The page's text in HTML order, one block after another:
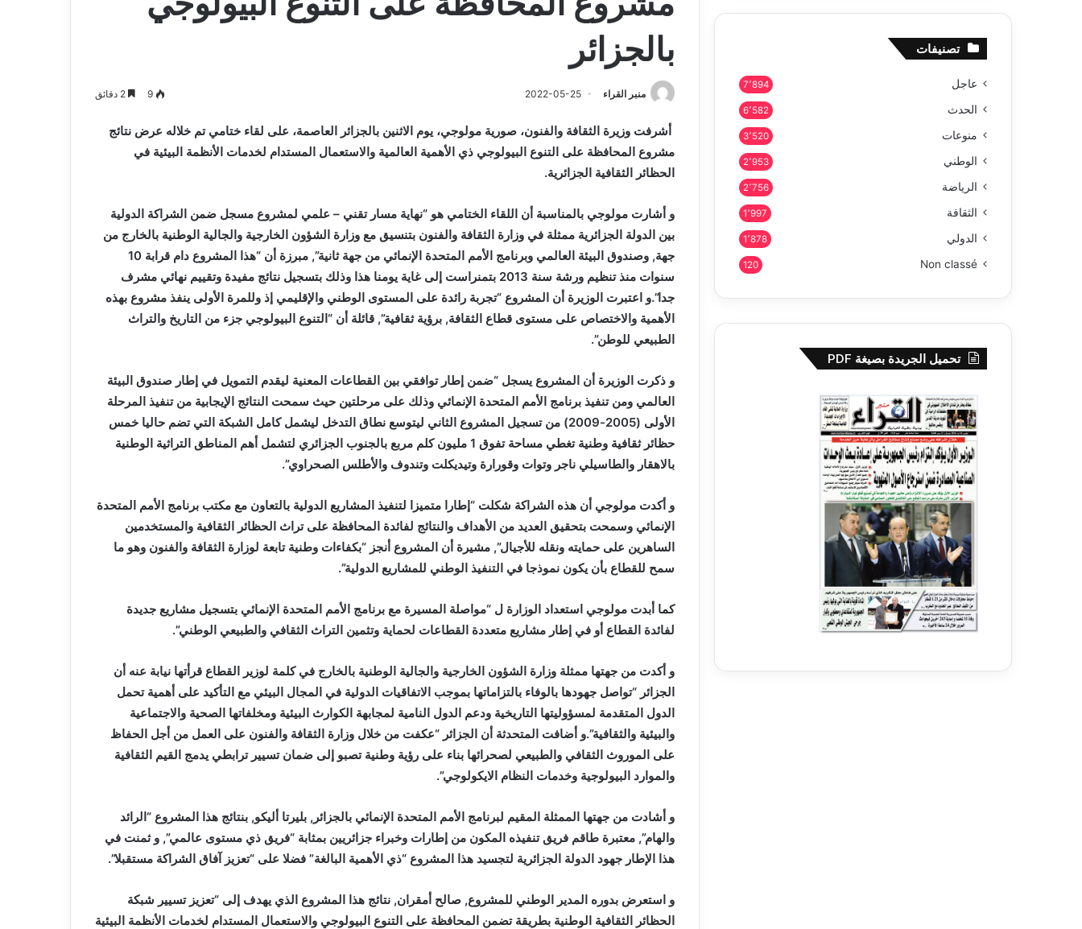
بالجزائر
منبر القراء 2022-05-25
9
أشرفت وزيرة الثقافة والفنون، صورية مولوجي، يوم الاثنين بالجزائر العاصمة، على لقاء ختامي تم خلاله عرض نتائج
مشروع المحافظة على التنوع البيولوجي ذي الأهمية العالمية والاستعمال المستدام لخدمات الأنظمة البيئية في
الحظائر الثقافية الجزائرية.
و أشارت مولوجي بالمناسبة أن اللقاء الختامي هو “نهاية مسار تقني – علمي لمشروع مسجل ضمن الشراكة الدولية
بين الدولة الجزائرية ممثلة في وزارة الثقافة والفنون بتنسيق مع وزارة الشؤون الخارجية والجالية الوطنية بالخارج من
جهة, وصندوق البيئة العالمي وبرنامج الأمم المتحدة الإنمائي من جهة ثانية”, مبرزة أن “هذا المشروع دام قرابة 10
سنوات منذ تنظيم ورشة سنة 2013 بتمنراست إلى غاية يومنا هذا وذلك بتسجيل نتائج مفيدة وتقييم نهائي مشرف
جدا”.و اعتبرت الوزيرة أن المشروع “تجربة رائدة على المستوى الوطني والإقليمي إذ وللمرة الأولى ينفذ مشروع بهذه
الأهمية والاختصاص على مستوى قطاع الثقافة, برؤية ثقافية”, قائلة أن “التنوع البيولوجي جزء من التاريخ والتراث
الطبيعي للوطن”.
و ذكرت الوزيرة أن المشروع يسجل “ضمن إطار توافقي بين القطاعات المعنية ليقدم التمويل في إطار صندوق البيئة
العالمي ومن تنفيذ برنامج الأمم المتحدة الإنمائي وذلك على مرحلتين حيث سمحت النتائج الإيجابية من تنفيذ المرحلة
الأولى (2005-2009) من تسجيل المشروع الثاني ليتوسع نطاق التدخل ليشمل كامل الشبكة التي تضم حاليا خمس
حظائر ثقافية وطنية تغطي مساحة تفوق 1 مليون كلم مربع بالجنوب الجزائري لتشمل أهم المناطق التراثية الوطنية
بالاهقار والطاسيلي ناجر وتوات وقورارة وتيديكلت وتندوف والأطلس الصحراوي”.
و أكدت مولوجي أن هذه الشراكة شكلت “إطارا متميزا لتنفيذ المشاريع الدولية بالتعاون مع مكتب برنامج الأمم المتحدة
الإنمائي وسمحت بتحقيق العديد من الأهداف والنتائج لفائدة المحافظة على تراث الحظائر الثقافية والمستخدمين
الساهرين على حمايته ونقله للأجيال”, مشيرة أن المشروع أنجز “بكفاءات وطنية تابعة لوزارة الثقافة والفنون وهو ما
سمح للقطاع بأن يكون نموذجا في التنفيذ الوطني للمشاريع الدولية”.
كما أبدت مولوجي استعداد الوزارة ل “مواصلة المسيرة مع برنامج الأمم المتحدة الإنمائي بتسجيل مشاريع جديدة
لفائدة القطاع أو في إطار مشاريع متعددة القطاعات لحماية وتثمين التراث الثقافي والطبيعي الوطني”.
و أكدت من جهتها ممثلة وزارة الشؤون الخارجية والجالية الوطنية بالخارج في كلمة لوزير القطاع قرأتها نيابة عنه أن
الجزائر “تواصل جهودها بالوفاء بالتزاماتها بموجب الاتفاقيات الدولية في المجال البيئي مع التأكيد على أهمية تحمل
الدول المتقدمة لمسؤوليتها التاريخية ودعم الدول النامية لمجابهة الكوارث البيئية ومخلفاتها الصحية والاجتماعية
والبيئية والثقافية”.و أضافت المتحدثة أن الجزائر “عكفت من خلال وزارة الثقافة والفنون على العمل من أجل الحفاظ
على الموروث الثقافي والطبيعي لصحرائها بناء على رؤية وطنية تصبو إلى ضمان تسيير ترابطي يدمج القيم الثقافية
والموارد البيولوجية وخدمات النظام الايكولوجي”.
و أشادت من جهتها الممثلة المقيم لبرنامج الأمم المتحدة الإنمائي بالجزائر, بليرتا أليكو, بنتائج هذا المشروع “الرائد
والهام”, معتبرة طاقم فريق تنفيذه المكون من إطارات وخبراء جزائريين بمثابة “فريق ذي مستوى عالمي”, و ثمنت في
هذا الإطار جهود الدولة الجزائرية لتجسيد هذا المشروع “ذي الأهمية البالغة” فضلا على “تعزيز آفاق الشراكة مستقبلا”.
و استعرض بدوره المدير الوطني للمشروع, صالح أمقران, نتائج هذا المشروع الذي يهدف إلى “تعزيز تسيير شبكة
الحظائر الثقافية الوطنية بطريقة تضمن المحافظة على التنوع البيولوجي والاستعمال المستدام لخدمات الأنظمة البيئية
تصنيفات
عاجل 7٬894
الحدث 6٬582
منوعات 3٬520
الوطني 2٬953
الرياضة 2٬756
الثقافة 1٬997
الدولي 1٬878
Non classé
120
تحميل الجريدة بصيغة PDF